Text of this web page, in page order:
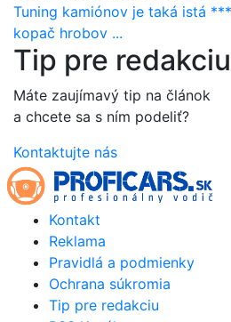
Tuning kamiónov je taká istá
kopač hrobov ...
Tip pre redakciu
Máte zaujímavý tip na článok
a chcete sa s ním podeliť?
Kontaktujte nás
Kontakt
Reklama
Pravidlá a podmienky
Ochrana súkromia
Tip pre redakciu